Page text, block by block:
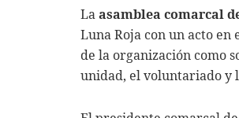
Laasamblea comarcal
Luna Roja con un acto
de la organización como
unidad, el voluntariado y